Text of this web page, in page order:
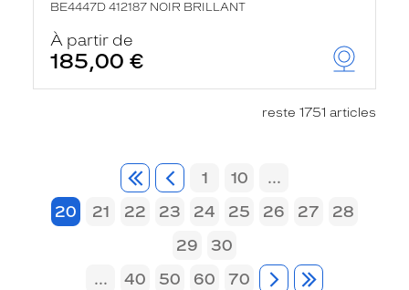
BE4447D 412187 NOIR BRILLANT
À partir de
185,00 €
reste 1751 articles
1 10
...
20
21 22 23 24 25 26 27
28
29
30
...
40 50 60 70